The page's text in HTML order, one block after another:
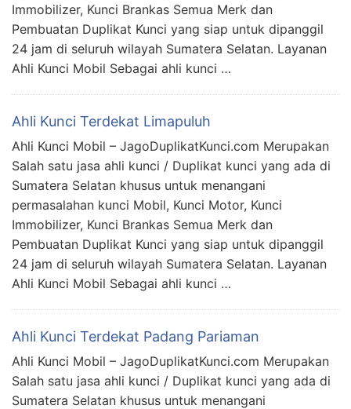
Immobilizer, Kunci Brankas Semua Merk dan
Pembuatan Duplikat Kunci yang siap untuk dipanggil
24 jam di seluruh wilayah Sumatera Selatan. Layanan
Ahli Kunci Mobil Sebagai ahli kunci …
Ahli Kunci Terdekat Limapuluh
Ahli Kunci Mobil – JagoDuplikatKunci.com Merupakan
Salah satu jasa ahli kunci / Duplikat kunci yang ada di
Sumatera Selatan khusus untuk menangani
permasalahan kunci Mobil, Kunci Motor, Kunci
Immobilizer, Kunci Brankas Semua Merk dan
Pembuatan Duplikat Kunci yang siap untuk dipanggil
24 jam di seluruh wilayah Sumatera Selatan. Layanan
Ahli Kunci Mobil Sebagai ahli kunci …
Ahli Kunci Terdekat Padang Pariaman
Ahli Kunci Mobil – JagoDuplikatKunci.com Merupakan
Salah satu jasa ahli kunci / Duplikat kunci yang ada di
Sumatera Selatan khusus untuk menangani